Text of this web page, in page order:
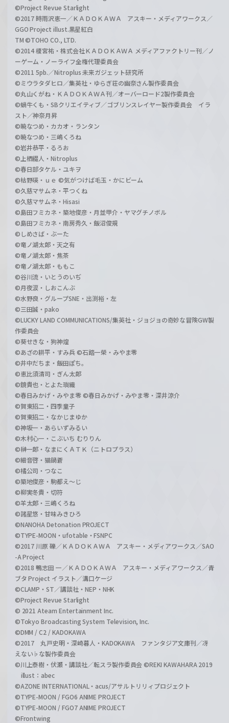
©Project Revue Starlight
©2017 時雨沢恵一／ＫＡＤＯＫＡＷＡ アスキー・メディアワークス／
GGO Project illust.黒星紅白
TM ©TOHO CO., LTD.
©2014 榎宮祐・株式会社ＫＡＤＯＫＡＷＡ メディアファクトリー刊／ノ
ーゲーム・ノーライフ全権代理委員会
©2011 5pb.／Nitroplus 未来ガジェット研究所
©ミウラタダヒロ／集英社・ゆらぎ荘の幽奈さん製作委員会
©丸山くがね・ＫＡＤＯＫＡＷＡ刊／オーバーロード2製作委員会
©蝸牛くも・SBクリエイティブ／ゴブリンスレイヤー製作委員会 イラ
スト／神奈月昇
©暁なつめ・カカオ・ランタン
©暁なつめ・三嶋くろね
©岩井恭平・るろお
©上栖綴人・Nitroplus
©春日部タケル・ユキヲ
©枯野瑛・ｕｅ ©気がつけば毛玉・かにビーム
©久慈マサムネ・平つくね
©久慈マサムネ・Hisasi
©島田フミカネ・築地俊彦・月並甲介・ヤマグチノボル
©島田フミカネ・南房秀久・飯沼俊規
©しめさば・ぶーた
©竜ノ湖太郎・天之有
©竜ノ湖太郎・焦茶
©竜ノ湖太郎・ももこ
©谷川流・いとうのいぢ
©月夜涙・しおこんぶ
©水野良・グループSNE・出渕裕・左
©三田誠・pako
©LUCKY LAND COMMUNICATIONS/集英社・ジョジョの奇妙な冒険GW製
作委員会
©葵せきな・狗神煌
©あざの耕平・すみ兵 ©石踏一榮・みやま零
©井中だちま・飯田ぽち。
©恵比須清司・ぎん太郎
©鏡貴也・とよた瑣織
©春日みかげ・みやま零 ©春日みかげ・みやま零・深井涼介
©賀東招二・四季童子
©賀東招二・なかじまゆか
©神坂一・あらいずみるい
©木村心一・こぶいち むりりん
©榊一郎・なまにくＡＴＫ（ニトロプラス）
©細音啓・猫鍋蒼
©橘公司・つなこ
©築地俊彦・駒都え～じ
©柳実冬貴・切符
©羊太郎・三嶋くろね
©諸星悠・甘味みきひろ
©NANOHA Detonation PROJECT
©TYPE-MOON・ufotable・FSNPC
©2017 川原 礫／ＫＡＤＯＫＡＷＡ アスキー・メディアワークス／SAO
-A Project
©2018 鴨志田 一／ＫＡＤＯＫＡＷＡ アスキー・メディアワークス／青
ブタ Project イラスト／溝口ケージ
©CLAMP・ST／講談社・NEP・NHK
©Project Revue Starlight
© 2021 Ateam Entertainment Inc.
©Tokyo Broadcasting System Television, Inc.
©DMM / C2 / KADOKAWA
©2017 丸戸史明・深崎暮人・KADOKAWA ファンタジア文庫刊／冴
えない♭な製作委員会
©川上泰樹・伏瀬・講談社／転スラ製作委員会 ©REKI KAWAHARA 2019
illust：abec
©AZONE INTERNATIONAL・acus/アサルトリリィプロジェクト
©TYPE-MOON / FGO6 ANIME PROJECT
©TYPE-MOON / FGO7 ANIME PROJECT
©Frontwing